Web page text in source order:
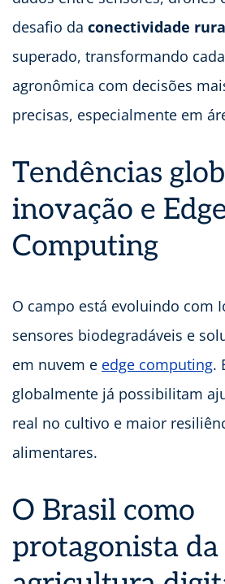
desafio da conectividade
superado, transformando
agronômica com decisões
precisas, especialmente em
Tendências
inovação e
Computing
O campo está evoluindo com
sensores biodegradáveis e
em nuvem e edge computing.
globalmente já possibilitam
real no cultivo e maior
alimentares.
O Brasil como
protagonista da